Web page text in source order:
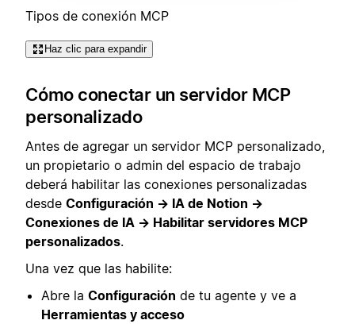
Tipos de conexión MCP
Haz clic para expandir
Cómo conectar un servidor MCP
personalizado
Antes de agregar un servidor MCP personalizado,
un propietario o admin del espacio de trabajo
deberá habilitar las conexiones personalizadas
desde Configuración → IA de Notion →
Conexiones de IA → Habilitar servidores MCP
personalizados.
Una vez que las habilite:
Abre la Configuración de tu agente y ve a
Herramientas y acceso